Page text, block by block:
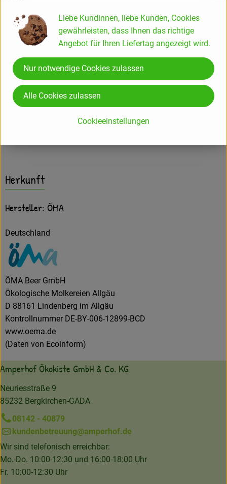
Ziegenfrischkäse Senfschrot past. 45%F.i.T. mLab
Zutaten
Herkunft
Hersteller: ÖMA
Deutschland
ÖMA Beer GmbH
Ökologische Molkereien Allgäu
D 88161 Lindenberg im Allgäu
Kontrollnummer DE-BY-006-12899-BCD
www.oema.de
(Daten von Ecoinform)
Amperhof Ökokiste GmbH & Co. KG
Neuriesstraße 9
85232 Bergkirchen-GADA
08142 - 40879
kundenbetreuung@amperhof.de
Wir sind telefonisch erreichbar:
Mo.-Do. 10:00-12:30 und 16:00-18:00 Uhr
Fr. 10:00-12:30 Uhr
Liebe Kundinnen, liebe Kunden, Cookies
gewährleisten, dass Ihnen das richtige
Angebot für Ihren Liefertag angezeigt wird.
Cookieeinstellungen
Nur notwendige Cookies zulassen
Alle Cookies zulassen